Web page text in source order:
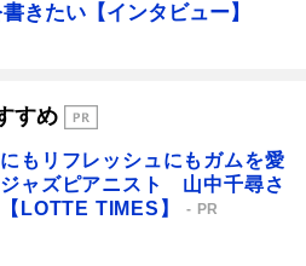
きたい【インタビュー】
すめ
もリフレッシュにもガムを愛
ジャズピアニスト 山中千尋さ
LOTTE TIMES】
PR